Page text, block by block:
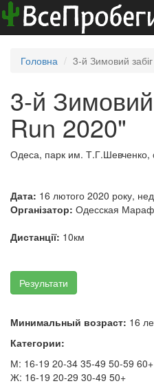
Головна 3-й Зимовий
3-й
Run 2020"
Одеса, парк им. Т.Г.Шевченко,
Дата: 16 лютого 2020 року,
Організатор: Одесская
Дистанції: 10км
Результати
Минимальный возраст: 16
Категории:
М: 16-19 20-34 35-49 50-59 60+
Ж: 16-19 20-29 30-49 50+